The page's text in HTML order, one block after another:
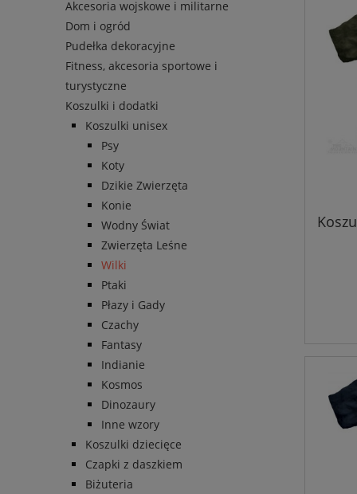
Akcesoria wojskowe i militarne
Dom i ogród
Pudełka dekoracyjne
Fitness, akcesoria sportowe i
turystyczne
Koszulki i dodatki
Koszulki unisex
Psy
Koty
Dzikie Zwierzęta
Konie
Wodny Świat
Zwierzęta Leśne
Wilki
Ptaki
Płazy i Gady
Czachy
Fantasy
Indianie
Kosmos
Dinozaury
Inne wzory
Koszulki dziecięce
Czapki z daszkiem
Biżuteria